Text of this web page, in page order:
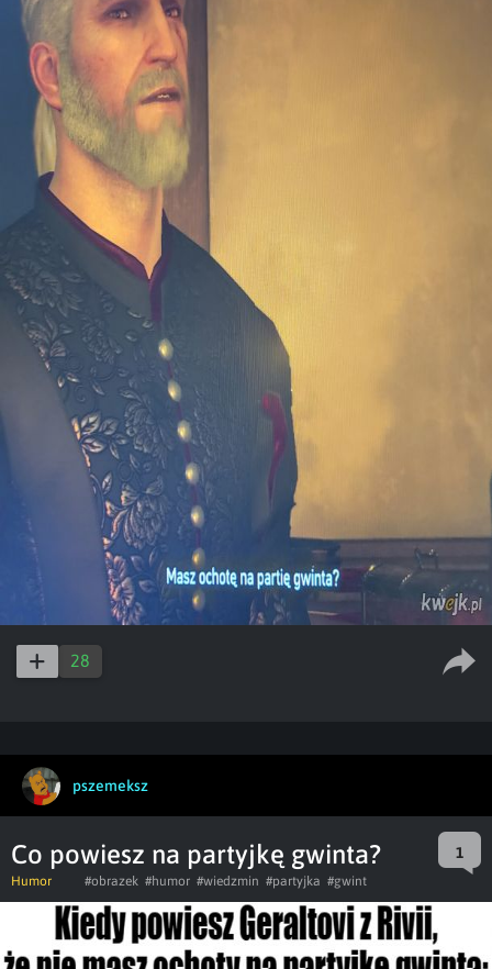
28
pszemeksz
Co powiesz na partyjkę gwinta? 1
Humor #obrazek #humor #wiedzmin #partyjka #gwint